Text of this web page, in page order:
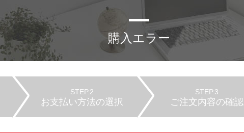
購入エラー
STEP.2
お支払い方法の選択
STEP.3
ご注文内容の確認